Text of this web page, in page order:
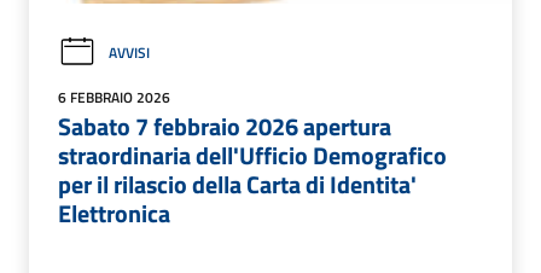
AVVISI
6 FEBBRAIO 2026
Sabato 7 febbraio 2026 apertura
straordinaria dell'Ufficio Demografico
per il rilascio della Carta di Identita'
Elettronica